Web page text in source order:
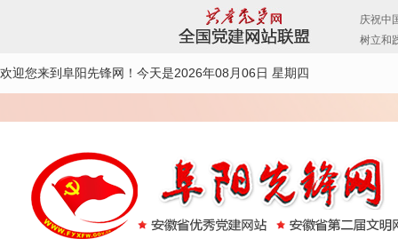
欢迎您来到阜阳先锋网！ 今天是2026年08月06日 星期四